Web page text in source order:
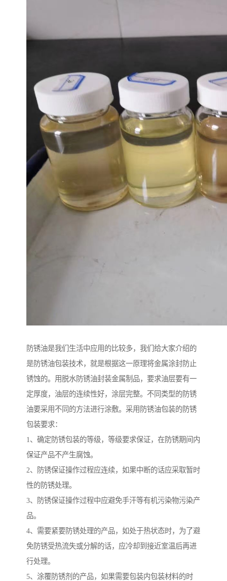
防锈油是我们生活中应用的比较多，我们给大家介绍的
是防锈油包装技术，就是根据这一原理将金属涂封防止
锈蚀的。用脱水防锈油封装金属制品，要求油层要有一
定厚度，油层的连续性好，涂层完整。不同类型的防锈
油要采用不同的方法进行涂敷。采用防锈油包装的防锈
包装要求：
1、确定防锈包装的等级，等级要求保证，在防锈期间内
保证产品不产生腐蚀。
2、防锈保证操作过程应连续，如果中断的话应采取暂时
性的防锈处理。
3、防锈保证操作过程中应避免手汗等有机污染物污染产
品。
4、需要紧要防锈处理的产品，如处于热状态时，为了避
免防锈受热流失或分解的话，应冷却到接近室温后再进
行处理。
5、涂覆防锈剂的产品，如果需要包装内包装材料的时